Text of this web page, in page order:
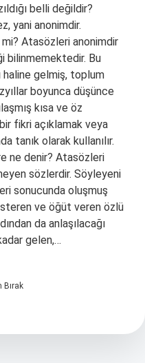
belli değildir?
yani anonimdir.
Atasözleri anonimdir
bilinmemektedir. Bu
gelmiş, toplum
boyunca düşünce
kısa ve öz
fikri açıklamak veya
tanık olarak kullanılır.
ne denir? Atasözleri
sözlerdir. Söyleyeni
sonucunda oluşmuş
ve öğüt veren özlü
da anlaşılacağı
gelen,…
Bırak